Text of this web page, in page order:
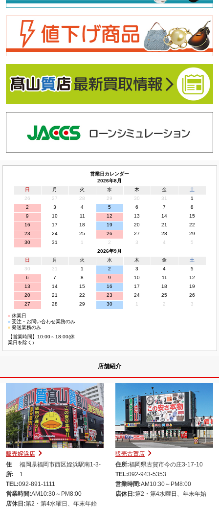
営業日カレンダー
2026年8月
日
月 火 水 木 金
土
26
27 28 29 30 31
1
2
3 4 5 6 7
8
9
10 11 12 13 14
15
16
17 18 19 20 21
22
23
24 25 26 27 28
29
30
31 1 2 3 4
5
2026年9月
日
月 火 水 木 金
土
30
31 1 2 3 4
5
6
7 8 9 10 11
12
13
14 15 16 17 18
19
20
21 22 23 24 25
26
27
28 29 30 1 2 3
■休業日
■受注・お問い合わせ業務のみ
■発送業務のみ
【営業時間】10:00～18:00(休
業日を除く)
店舗紹介
販売姪浜店
住
所:
福岡県福岡市西区姪浜駅南1-3-
1
TEL:092-891-1111
営業時間:AM10:30～PM8:00
店休日:第2・第4水曜日、年末年始
販売古賀店
住所:福岡県古賀市今の庄3-17-10
TEL:092-943-5353
営業時間:AM10:30～PM8:00
店休日:第2・第4水曜日、年末年始